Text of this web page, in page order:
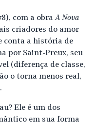
com a obraA Nova
criadores do amor
conta a história de
por Saint-Preux, seu
(diferença de classe,
o torna menos real,
Ele é um dos
em sua forma